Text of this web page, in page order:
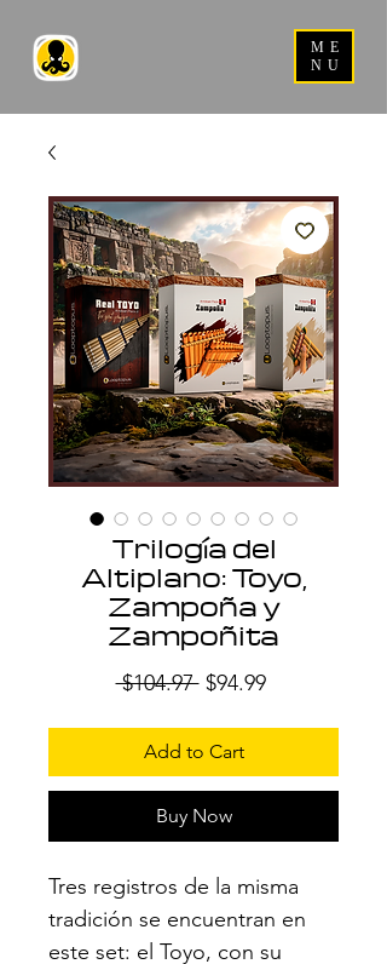
ME
NU
Trilogía del
Altiplano: Toyo,
Zampoña y
Zampoñita
$104.97 Regular
$94.99Sale
Add to Cart
Buy Now
Tres registros de la misma
tradición se encuentran en
este set: el Toyo, con su